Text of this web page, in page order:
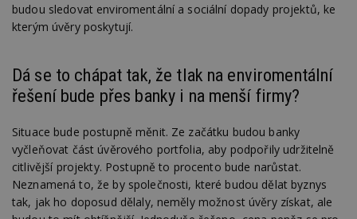
budou sledovat enviromentální a sociální dopady projektů, ke
kterým úvěry poskytují.
Dá se to chápat tak, že tlak na enviromentální
řešení bude přes banky i na menší firmy?
Situace bude postupně měnit. Ze začátku budou banky
vyčleňovat část úvěrového portfolia, aby podpořily udržitelně
citlivější projekty. Postupně to procento bude narůstat.
Neznamená to, že by společnosti, které budou dělat byznys
tak, jak ho doposud dělaly, neměly možnost úvěry získat, ale